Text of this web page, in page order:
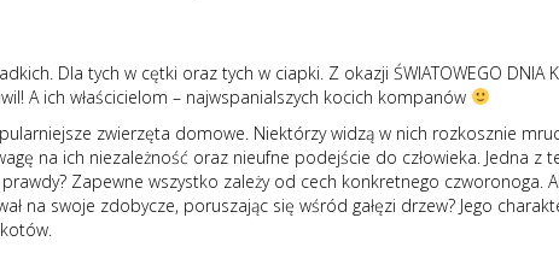
Dla tych w cętki oraz tych w ciapki. Z okazji ŚWIATOWEGO
A ich właścicielom – najwspanialszych kocich kompanów
zwierzęta domowe. Niektórzy widzą w nich rozkosznie
na ich niezależność oraz nieufne podejście do człowieka. Jedna
Zapewne wszystko zależy od cech konkretnego czworonoga.
na swoje zdobycze, poruszając się wśród gałęzi drzew? Jego